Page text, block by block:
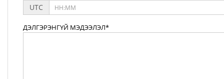
UTC
ДЭЛГЭРЭНГҮЙ МЭДЭЭЛЭЛ*